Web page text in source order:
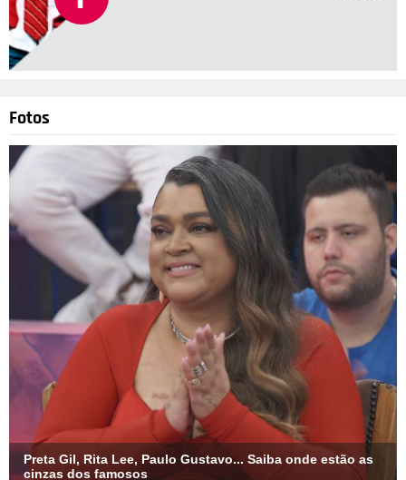
@rebecaabravanel
Divulgação 4/19
Durante o quadro Jogo dos Três Pontinhos, exibido no dia 21
de abril de 2019, o dono do SBT deu a entender que aprova a
relação da filha . Na charada, que ele leu para Leo Dias e Lívia
Andrade, dizia: - É um jogador famoso, vai estrear no São
Paulo e diz que vai casar com a Rebeca Lívia, é claro,
adivinhou que se tratava de Alexandre Pato, e perguntou: -
Você vai deixar, Sisi? Silvio, então, respondeu: - Ué, e por que
não? Lívia ainda provocou:- Ele é são-paulino. A Rebeca vai
casar com o Pato e virar a dona Pata. Silvio respondeu,
brincando com o sobrenome do jogador de futebol:- Ela vai
botar três por dois! Eita!
Fotos
Preta Gil, Rita Lee, Paulo Gustavo... Saiba onde estão as
cinzas dos famosos